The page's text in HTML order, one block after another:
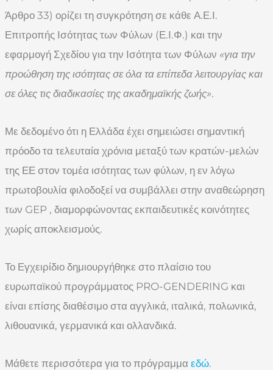
Άρθρο 33) ορίζει τη συγκρότηση σε κάθε Α.Ε.Ι.
Επιτροπής Ισότητας των Φύλων (Ε.Ι.Φ.) και την
εφαρμογή Σχεδίου για την Ισότητα των Φύλων «για την
προώθηση της ισότητας σε όλα τα επίπεδα λειτουργίας και
σε όλες τις διαδικασίες της ακαδημαϊκής ζωής».
Με δεδομένο ότι η Ελλάδα έχει σημειώσει σημαντική
πρόοδο τα τελευταία χρόνια μεταξύ των κρατών-μελών
της ΕΕ στον τομέα ισότητας των φύλων, η εν λόγω
πρωτοβουλία φιλοδοξεί να συμβάλλει στην αναθεώρηση
των GEP , διαμορφώνοντας εκπαιδευτικές κοινότητες
χωρίς αποκλεισμούς.
Το Εγχειρίδιο δημιουργήθηκε στο πλαίσιο του
ευρωπαϊκού προγράμματος PRO-GENDERING και
είναι επίσης διαθέσιμο στα αγγλικά, ιταλικά, πολωνικά,
λιθουανικά, γερμανικά και ολλανδικά.
Μάθετε περισσότερα για το πρόγραμμα εδώ.